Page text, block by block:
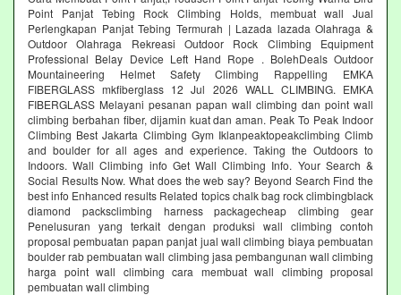
Point Panjat Tebing Rock Climbing Holds, membuat wall Jual
Perlengkapan Panjat Tebing Termurah | Lazada lazada Olahraga &
Outdoor Olahraga Rekreasi Outdoor Rock Climbing Equipment
Professional Belay Device Left Hand Rope . BolehDeals Outdoor
Mountaineering Helmet Safety Climbing Rappelling EMKA
FIBERGLASS mkfiberglass 12 Jul 2026 WALL CLIMBING. EMKA
FIBERGLASS Melayani pesanan papan wall climbing dan point wall
climbing berbahan fiber, dijamin kuat dan aman. Peak To Peak Indoor
Climbing Best Jakarta Climbing Gym‎ Iklanpeaktopeakclimbing Climb
and boulder for all ages and experience. Taking the Outdoors to
Indoors. Wall Climbing‎ info Get Wall Climbing Info. Your Search &
Social Results Now. What does the web say? Beyond Search Find the
best info Enhanced results Related topics chalk bag rock climbingblack
diamond packsclimbing harness packagecheap climbing gear
Penelusuran yang terkait dengan produksi wall climbing contoh
proposal pembuatan papan panjat jual wall climbing biaya pembuatan
boulder rab pembuatan wall climbing jasa pembangunan wall climbing
harga point wall climbing cara membuat wall climbing proposal
pembuatan wall climbing